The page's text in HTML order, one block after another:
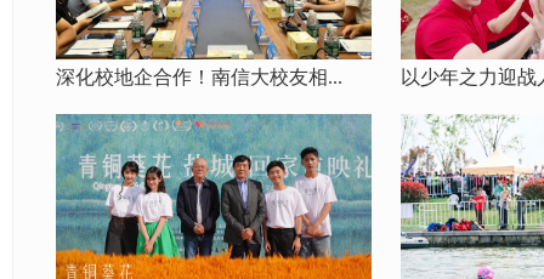
深化校地企合作！南信大校友相... 以少年之力迎